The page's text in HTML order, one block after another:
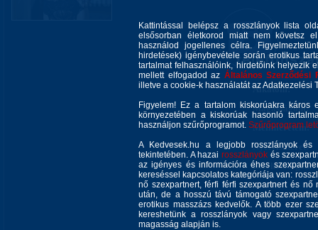
Kattintással belépsz a rosszlányok lista
elsősorban életkorod miatt nem követsz
használod jogellenes célra.
hirdetések) igénybevétele során erotikus
tartalmat felhasználóink, hirdetőink helyezik
mellett elfogadod az Általános Szerződési
illetve a cookie-k használatát az Adatkezelési
Figyelem! Ez a tartalom kiskorúakra káros
környezetében a kiskorúak hasonló
használjon szűrőprogramot. Szűrőprogram
A Kedvesek.hu a legjobb rosszlányok és
tekintetében. A hazairosszlányok és
az igényes és információra éhes
kereséssel kapcsolatos kategóriája van:
nő szexpartnert, férfi férfi szexpartnert és
után, de a hosszú távú támogató
erotikus masszázs kedvelők. A több ezer
kereshetünk a rosszlányok vagy
magasság alapján is.
Alkatom:
Magasságom:
Mellméretem:
Nyelvismeret:
Elérhetőségem: